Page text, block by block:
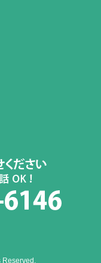
Reserved.